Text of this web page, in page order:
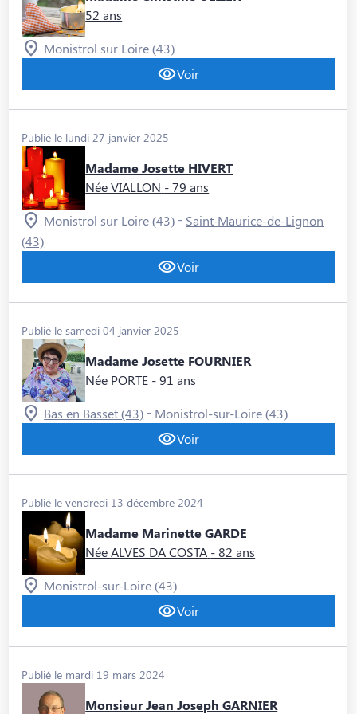
52 ans
Monistrol sur Loire (43)
Voir
Publié le lundi 27 janvier 2025
Madame Josette HIVERT
Née VIALLON - 79 ans
Monistrol sur Loire (43) - Saint-Maurice-de-Lignon
(43)
Voir
Publié le samedi 04 janvier 2025
Madame Josette FOURNIER
Née PORTE - 91 ans
Bas en Basset (43) - Monistrol-sur-Loire (43)
Voir
Publié le vendredi 13 décembre 2024
Madame Marinette GARDE
Née ALVES DA COSTA - 82 ans
Monistrol-sur-Loire (43)
Voir
Publié le mardi 19 mars 2024
Monsieur Jean Joseph GARNIER